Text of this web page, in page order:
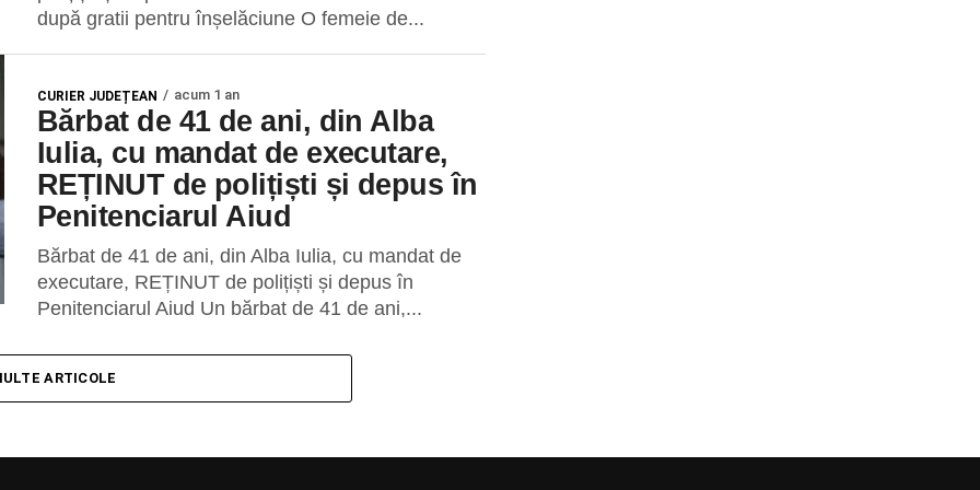
după gratii pentru înșelăciune O femeie de...
CURIER JUDEȚEAN acum 1 an
Bărbat de 41 de ani, din Alba
Iulia, cu mandat de executare,
REȚINUT de polițiști și depus în
Penitenciarul Aiud
Bărbat de 41 de ani, din Alba Iulia, cu mandat de
executare, REȚINUT de polițiști și depus în
Penitenciarul Aiud Un bărbat de 41 de ani,...
ARTICOLE